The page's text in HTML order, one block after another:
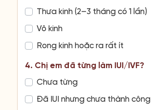
Thưa kinh (2–3 tháng có 1 lần)
Vô kinh
Rong kinh hoặc ra rất ít
4. Chị em đã từng làm IUI/IVF?
Chưa từng
Đã IUI nhưng chưa thành công